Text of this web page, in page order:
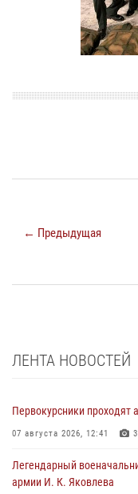
← Предыдущая
ЛЕНТА НОВОСТЕЙ
Первокурсники проходят
07 августа 2026, 12:41 3
Легендарный
армии И. К. Яковлева